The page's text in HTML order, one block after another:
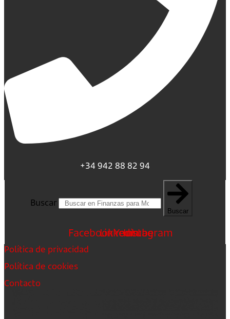
+34 942 88 82 94
Buscar
Buscar
FacebookLinkedin
Youtube
Instagram
Política de privacidad
Política de cookies
Contacto